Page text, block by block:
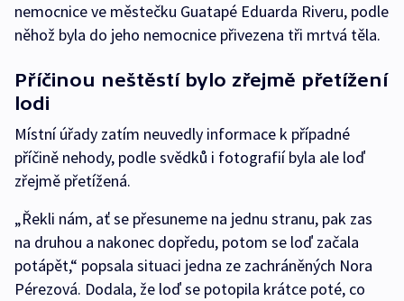
nemocnice ve městečku Guatapé Eduarda Riveru, podle
něhož byla do jeho nemocnice přivezena tři mrtvá těla.
Příčinou neštěstí bylo zřejmě přetížení
lodi
Místní úřady zatím neuvedly informace k případné
příčině nehody, podle svědků i fotografií byla ale loď
zřejmě přetížená.
„Řekli nám, ať se přesuneme na jednu stranu, pak zas
na druhou a nakonec dopředu, potom se loď začala
potápět,“ popsala situaci jedna ze zachráněných Nora
Pérezová. Dodala, že loď se potopila krátce poté, co